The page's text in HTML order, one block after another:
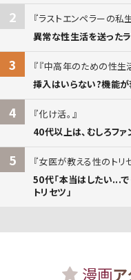
2
ラストエンペラーの私
異常な性生活を送った
3
『中高年のための性生
挿入はいらない?機能
4
化け活。
40代以上は、むしろフ
5
女医が教える性のトリ
50代「本当はしたい...
トリセツ」
漫画